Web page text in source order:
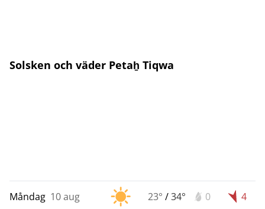
Solsken och väder Petaẖ Tiqwa
Måndag 10 aug 23° /34° 0 4